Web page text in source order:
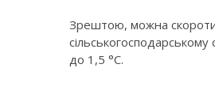
Зрештою, можна
до 1,5 °C.